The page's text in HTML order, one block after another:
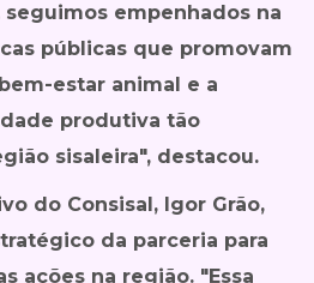
empenhados na
públicas que promovam
estar animal e a
produtiva tão
sisaleira", destacou.
do Consisal, Igor Grão,
da parceria para
ações na região. "Essa